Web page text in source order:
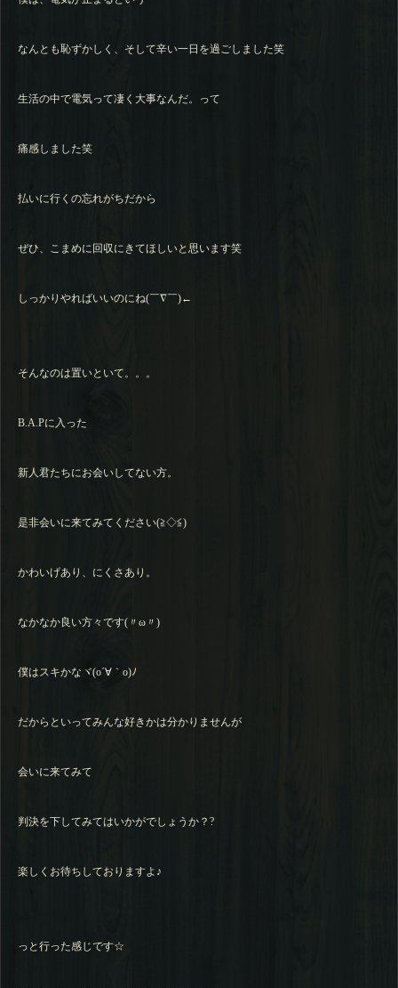
なんとも恥ずかしく、そして辛い一日を過ごしました笑
生活の中で電気って凄く大事なんだ。って
痛感しました笑
払いに行くの忘れがちだから
ぜひ、こまめに回収にきてほしいと思います笑
しっかりやればいいのにね(￣∇￣)←
そんなのは置いといて。。。
B.A.Pに入った
新人君たちにお会いしてない方。
是非会いに来てみてください(≧◇≦)
かわいげあり、にくさあり。
なかなか良い方々です(〃ω〃)
僕はスキかなヾ(o´∀｀o)ﾉ
だからといってみんな好きかは分かりませんが
会いに来てみて
判決を下してみてはいかがでしょうか？?
楽しくお待ちしておりますよ♪
っと行った感じです☆